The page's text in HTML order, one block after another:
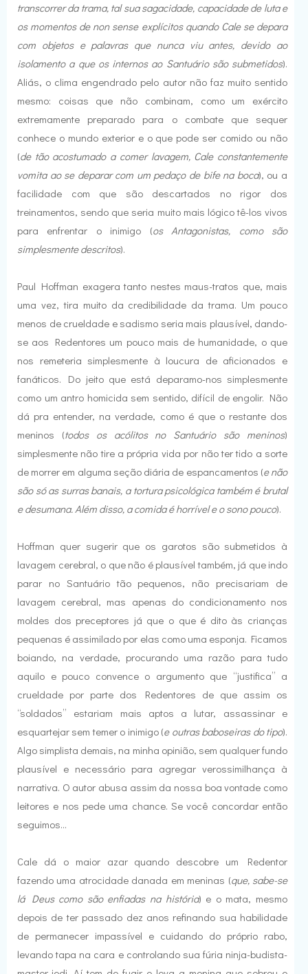
transcorrer da trama, tal sua sagacidade, capacidade de luta e
os momentos de non sense explícitos quando Cale se depara
com objetos e palavras que nunca viu antes, devido ao
isolamento a que os internos ao Santuário são submetidos).
Aliás, o clima engendrado pelo autor não faz muito sentido
mesmo: coisas que não combinam, como um exército
extremamente preparado para o combate que sequer
conhece o mundo exterior e o que pode ser comido ou não
(de tão acostumado a comer lavagem, Cale constantemente
vomita ao se deparar com um pedaço de bife na boca), ou a
facilidade com que são descartados no rigor dos
treinamentos, sendo que seria muito mais lógico tê-los vivos
para enfrentar o inimigo (os Antagonistas, como são
simplesmente descritos).
Paul Hoffman exagera tanto nestes maus-tratos que, mais
uma vez, tira muito da credibilidade da trama. Um pouco
menos de crueldade e sadismo seria mais plausível, dando-
se aos Redentores um pouco mais de humanidade, o que
nos remeteria simplesmente à loucura de aficionados e
fanáticos. Do jeito que está deparamo-nos simplesmente
como um antro homicida sem sentido, difícil de engolir. Não
dá pra entender, na verdade, como é que o restante dos
meninos (todos os acólitos no Santuário são meninos)
simplesmente não tire a própria vida por não ter tido a sorte
de morrer em alguma seção diária de espancamentos (e não
são só as surras banais, a tortura psicológica também é brutal
e desumana. Além disso, a comida é horrível e o sono pouco).
Hoffman quer sugerir que os garotos são submetidos à
lavagem cerebral, o que não é plausível também, já que indo
parar no Santuário tão pequenos, não precisariam de
lavagem cerebral, mas apenas do condicionamento nos
moldes dos preceptores já que o que é dito às crianças
pequenas é assimilado por elas como uma esponja. Ficamos
boiando, na verdade, procurando uma razão para tudo
aquilo e pouco convence o argumento que “justifica” a
crueldade por parte dos Redentores de que assim os
“soldados” estariam mais aptos a lutar, assassinar e
esquartejar sem temer o inimigo (e outras baboseiras do tipo).
Algo simplista demais, na minha opinião, sem qualquer fundo
plausível e necessário para agregar verossimilhança à
narrativa. O autor abusa assim da nossa boa vontade como
leitores e nos pede uma chance. Se você concordar então
seguimos...
Cale dá o maior azar quando descobre um Redentor
fazendo uma atrocidade danada em meninas (que, sabe-se
lá Deus como são enfiadas na história) e o mata, mesmo
depois de ter passado dez anos refinando sua habilidade
de permanecer impassível e cuidando do próprio rabo,
levando tapa na cara e controlando sua fúria ninja-budista-